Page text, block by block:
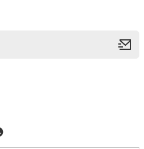
görüntülenemiyor.